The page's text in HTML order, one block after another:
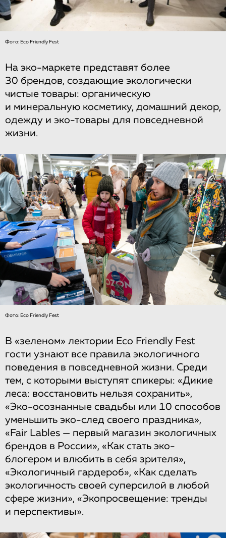
Фото: Eco Friendly Fest
На эко-маркете представят более
30 брендов, создающие экологически
чистые товары: органическую
и минеральную косметику, домашний декор,
одежду и эко-товары для повседневной
жизни.
Фото: Eco Friendly Fest
В «зеленом» лектории Eco Friendly Fest
гости узнают все правила экологичного
поведения в повседневной жизни. Среди
тем, с которыми выступят спикеры: «Дикие
леса: восстановить нельзя сохранить»,
«Эко-осознанные свадьбы или 10 способов
уменьшить эко-след своего праздника»,
«Fair Lables — первый магазин экологичных
брендов в России», «Как стать эко-
блогером и влюбить в себя зрителя»,
«Экологичный гардероб», «Как сделать
экологичность своей суперсилой в любой
сфере жизни», «Экопросвещение: тренды
и перспективы».